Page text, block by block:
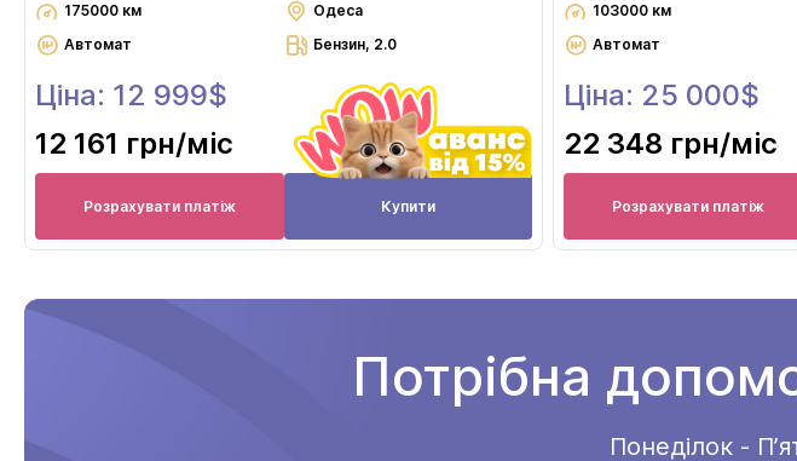
175000 км
Одеса
Автомат
Бензин, 2.0
Ціна: 12 999$
12 161 грн/міс
Розрахувати платіж Купити
103000 км
Автомат
Ціна: 25 000$
22 348 грн/міс
Розрахувати платіж
Потрібна
Понеділок -